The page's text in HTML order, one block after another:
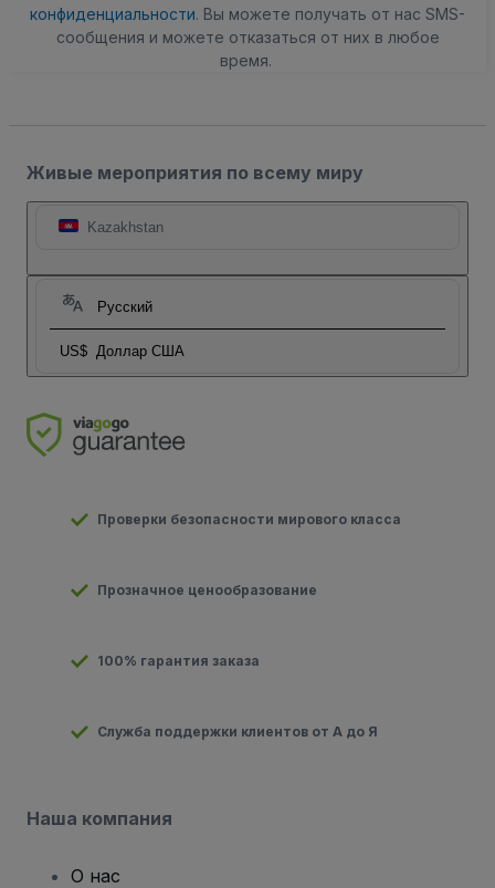
конфиденциальности. Вы можете получать от нас SMS-
сообщения и можете отказаться от них в любое
время.
Живые мероприятия по всему миру
Kazakhstan
Русский
US$ Доллар США
Проверки безопасности мирового класса
Прозначное ценообразование
100% гарантия заказа
Служба поддержки клиентов от А до Я
Наша компания
О нас